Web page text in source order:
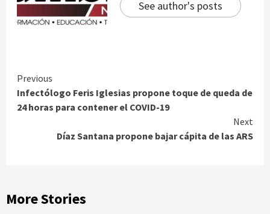
See author's posts
Continue
Reading
Previous
Infectólogo Feris Iglesias propone toque de queda de
24 horas para contener el COVID-19
Next
Díaz Santana propone bajar cápita de las ARS
More Stories